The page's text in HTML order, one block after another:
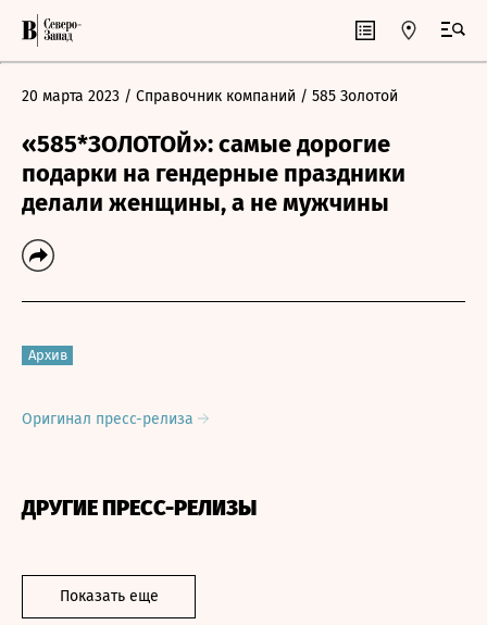
20 марта 2023 / Справочник компаний / 585 Золотой
«585*ЗОЛОТОЙ»: самые дорогие
подарки на гендерные праздники
делали женщины, а не мужчины
Архив
Оригинал пресс-релиза
ДРУГИЕ ПРЕСС-РЕЛИЗЫ
Показать еще